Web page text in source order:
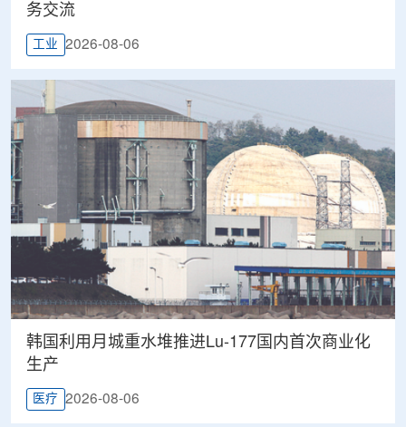
务交流
工业 2026-08-06
韩国利用月城重水堆推进Lu-177国内首次商业化
生产
医疗 2026-08-06